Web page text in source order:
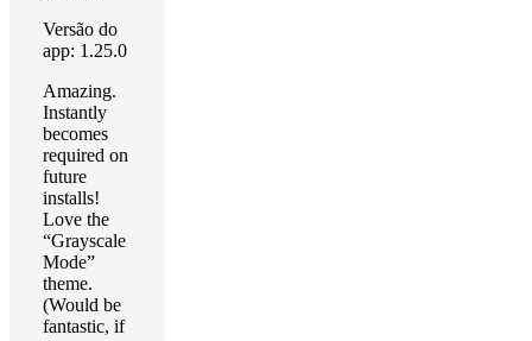
Versão do
app: 1.25.0
Amazing.
Instantly
becomes
required on
future
installs!
Love the
“Grayscale
Mode”
theme.
(Would be
fantastic, if